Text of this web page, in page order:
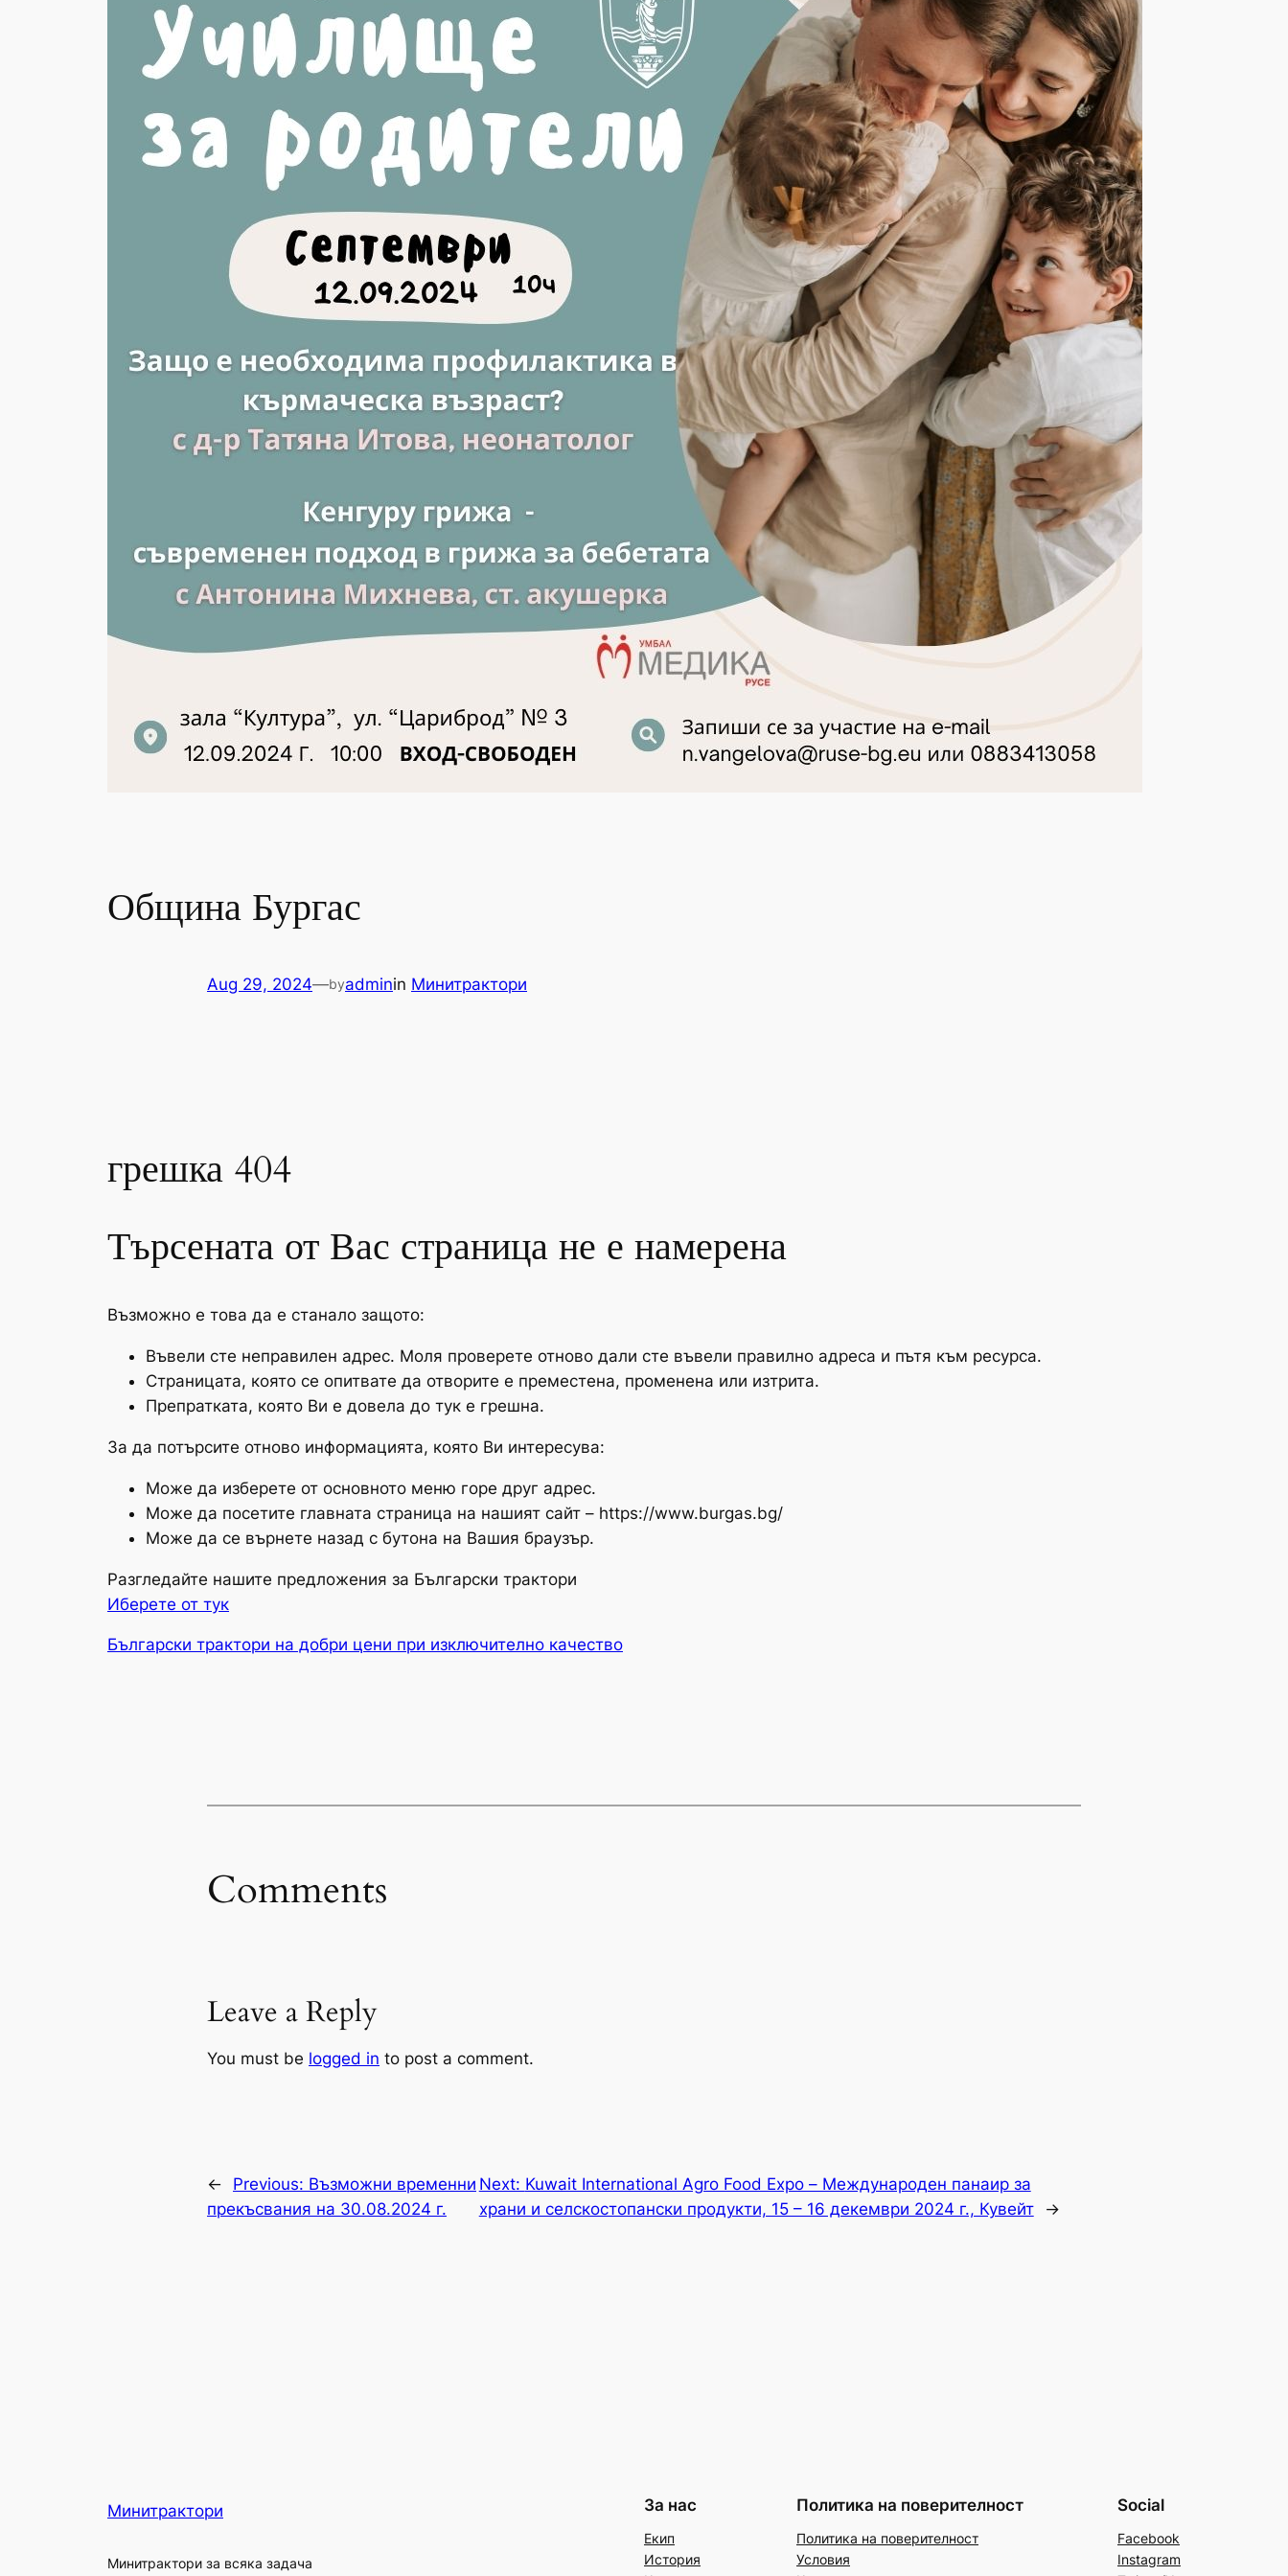
Община Бургас
Aug 29, 2024—byadminin Минитрактори
грешка 404
Търсената от Вас страница не е намерена
Възможно е това да е станало защото:
Въвели сте неправилен адрес. Моля проверете отново дали сте въвели правилно адреса и пътя към ресурса.
Страницата, която се опитвате да отворите е преместена, променена или изтрита.
Препратката, която Ви е довела до тук е грешна.
За да потърсите отново информацията, която Ви интересува:
Може да изберете от основното меню горе друг адрес.
Може да посетите главната страница на нашият сайт – https://www.burgas.bg/
Може да се върнете назад с бутона на Вашия браузър.
Разгледайте нашите предложения за Български трактори
Иберете от тук
Български трактори на добри цени при изключително качество
Comments
Leave a Reply
You must be logged in to post a comment.
← Previous: Възможни временни
прекъсвания на 30.08.2024 г.
Next: Kuwait International Agro Food Expo – Международен панаир за
храни и селскостопански продукти, 15 – 16 декември 2024 г., Кувейт
→
Минитрактори
Минитрактори за всяка задача
За нас
Екип
История
Политика на поверителност
Политика на поверителност
Условия
Social
Facebook
Instagram